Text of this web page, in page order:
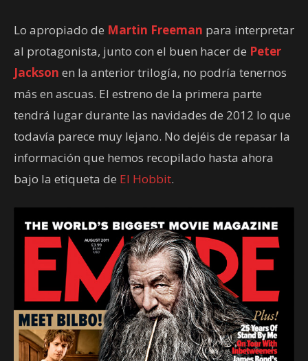
Lo apropiado de Martin Freeman para interpretar
al protagonista, junto con el buen hacer de Peter
Jackson en la anterior trilogía, no podría tenernos
más en ascuas. El estreno de la primera parte
tendrá lugar durante las navidades de 2012 lo que
todavía parece muy lejano. No dejéis de repasar la
información que hemos recopilado hasta ahora
bajo la etiqueta de El Hobbit.